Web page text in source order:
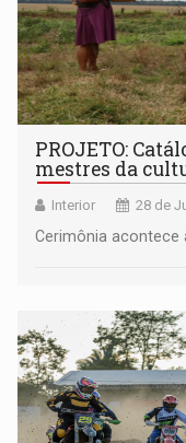
PROJETO:
mestres da
Interior 28 de
Cerimônia acontece